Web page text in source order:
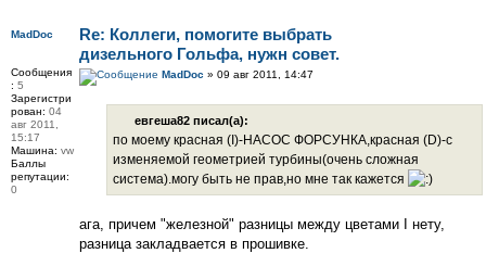
Re: Коллеги, помогите выбрать
дизельного Гольфа, нужн совет.
MadDoc » 09 авг 2011, 14:47
евгеша82 писал(а):
по моему красная (I)-НАСОС ФОРСУНКА,красная (D)-с
изменяемой геометрией турбины(очень сложная
система).могу быть не прав,но мне так кажется
ага, причем "железной" разницы между цветами I нету,
разница закладвается в прошивке.
MadDoc
Сообщения
: 5
Зарегистри
рован: 04
авг 2011,
15:17
Машина: vw
Баллы
репутации:
0